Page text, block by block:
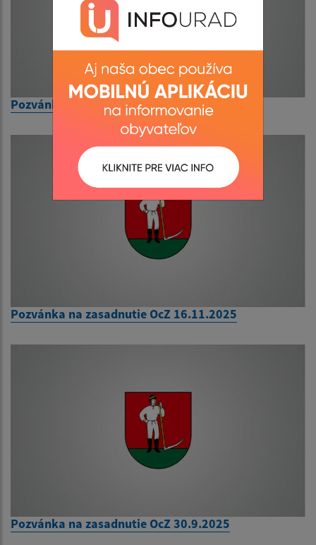
Pozvánka na zasadnutie OcZ 8.6.2026
Pozvánka na zasadnutie OcZ 16.11.2025
Pozvánka na zasadnutie OcZ 30.9.2025